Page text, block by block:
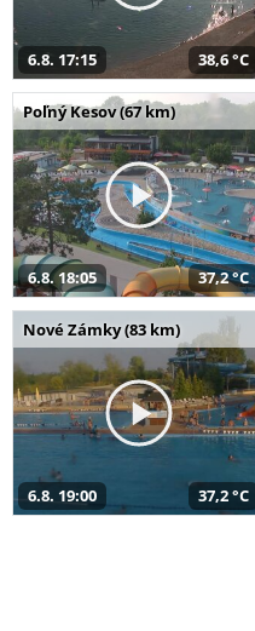
6.8. 17:15 38,6 °C
Poľný Kesov (67 km)
6.8. 18:05 37,2 °C
Nové Zámky (83 km)
6.8. 19:00 37,2 °C